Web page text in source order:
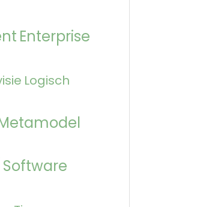
Enterprise
Logisch
Software